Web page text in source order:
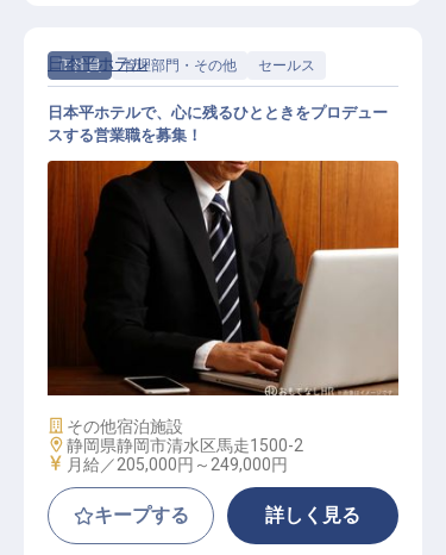
正社員 管理部門・その他 セールス
日本平ホテル
日本平ホテルで、心に残るひとときをプロデュー
スする営業職を募集！
施設業態
その他宿泊施設
勤務地
静岡県静岡市清水区馬走1500-2
給与
月給／205,000円～ 249,000円
キープする 詳しく見る